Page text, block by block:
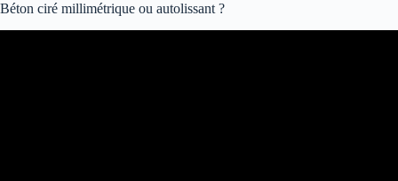
Béton ciré millimétrique ou autolissant ?